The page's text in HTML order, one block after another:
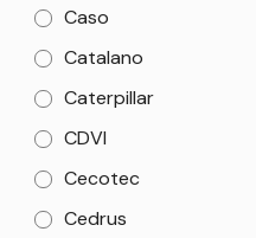
Caso
Catalano
Caterpillar
CDVI
Cecotec
Cedrus